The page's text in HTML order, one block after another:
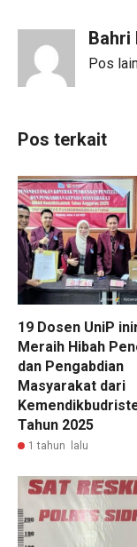
Bahri
Pos
Pos terkait
19 Dosen UniP
Meraih Hibah
dan Pengabdian
Masyarakat dari
Tahun 2025
1 tahun lalu